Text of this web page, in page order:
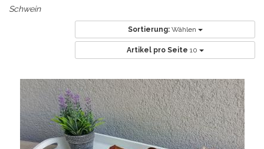
Schwein
Sortierung: Wählen
Artikel pro Seite 10